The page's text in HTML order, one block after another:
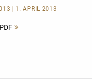
| 1. APRIL 2013